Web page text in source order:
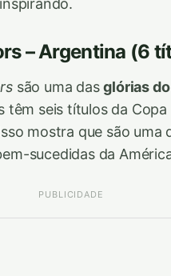
– Argentina (6
são uma dasglórias
têm seis títulos da Copa
mostra que são uma
sucedidas da
PUBLICIDADE